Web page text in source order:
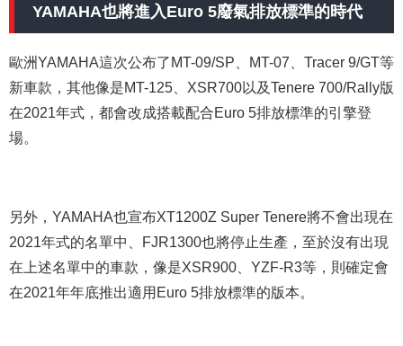
YAMAHA也將進入Euro 5廢氣排放標準的時代
歐洲YAMAHA這次公布了MT-09/SP、MT-07、Tracer 9/GT等
新車款，其他像是MT-125、XSR700以及Tenere 700/Rally版
在2021年式，都會改成搭載配合Euro 5排放標準的引擎登
場。
另外，YAMAHA也宣布XT1200Z Super Tenere將不會出現在
2021年式的名單中、FJR1300也將停止生產，至於沒有出現
在上述名單中的車款，像是XSR900、YZF-R3等，則確定會
在2021年年底推出適用Euro 5排放標準的版本。